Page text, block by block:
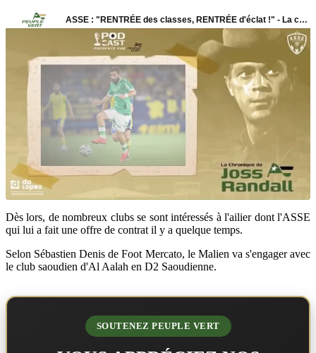
Dès lors, de nombreux clubs se sont intéressés à l'ailier dont l'ASSE
qui lui a fait une offre de contrat il y a quelque temps.
Selon Sébastien Denis de Foot Mercato, le Malien va s'engager avec
le club saoudien d'Al Aalah en D2 Saoudienne.
SOUTENEZ PEUPLE VERT